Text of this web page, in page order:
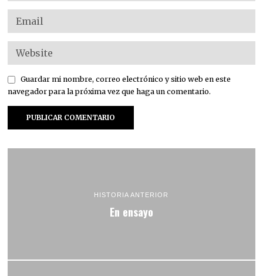
Guardar mi nombre, correo electrónico y sitio web en este
navegador para la próxima vez que haga un comentario.
HISTORIA ANTERIOR
En ensayo